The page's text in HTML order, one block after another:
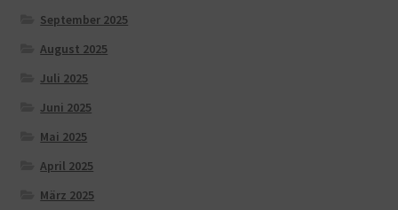
September 2025
August 2025
Juli 2025
Juni 2025
Mai 2025
April 2025
März 2025